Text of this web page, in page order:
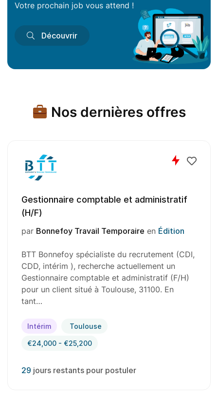
Votre prochain job vous attend !
Découvrir
Nos dernières offres
Gestionnaire comptable et administratif
(H/F)
par Bonnefoy Travail Temporaire en Édition
BTT Bonnefoy spécialiste du recrutement (CDI,
CDD, intérim ), recherche actuellement un
Gestionnaire comptable et administratif (F/H)
pour un client situé à Toulouse, 31100. En
tant…
Intérim Toulouse
€24,000 - €25,200
29 jours restants pour postuler